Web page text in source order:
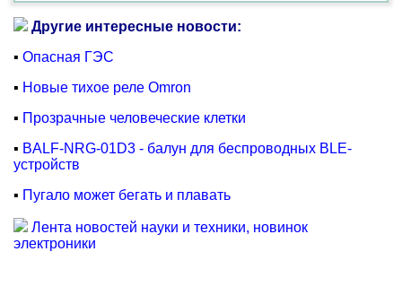
Другие интересные новости:
▪ Опасная ГЭС
▪ Новые тихое реле Omron
▪ Прозрачные человеческие клетки
▪ BALF-NRG-01D3 - балун для беспроводных BLE-
устройств
▪ Пугало может бегать и плавать
Лента новостей науки и техники, новинок
электроники